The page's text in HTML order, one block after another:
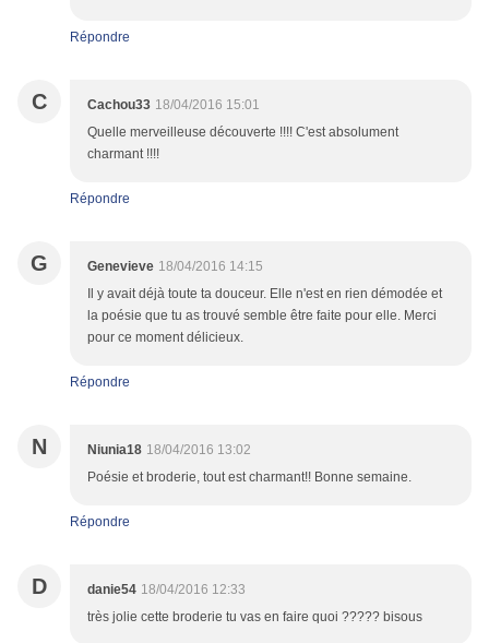
Répondre
C Cachou33 18/04/2016 15:01
Quelle merveilleuse découverte !!!! C'est absolument
charmant !!!!
Répondre
G Genevieve 18/04/2016 14:15
Il y avait déjà toute ta douceur. Elle n'est en rien démodée et
la poésie que tu as trouvé semble être faite pour elle. Merci
pour ce moment délicieux.
Répondre
N Niunia18 18/04/2016 13:02
Poésie et broderie, tout est charmant!! Bonne semaine.
Répondre
D danie54 18/04/2016 12:33
très jolie cette broderie tu vas en faire quoi ????? bisous